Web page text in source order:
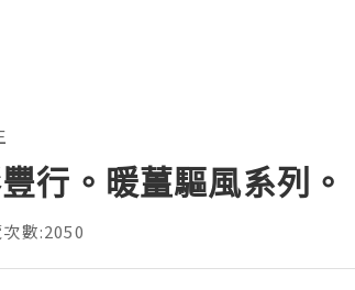
行。暖薑驅風系列。
數:2050